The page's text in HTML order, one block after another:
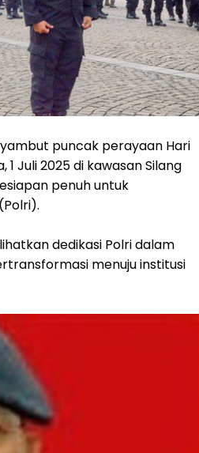
puncak perayaan Hari
Juli 2025 di kawasan Silang
penuh untuk
dedikasi Polri dalam
menuju institusi